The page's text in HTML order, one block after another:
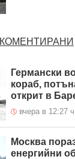
КОМЕНТИРАНИ
Германски
кораб,
открит в
вчера в 12:27
Москва
енергийни